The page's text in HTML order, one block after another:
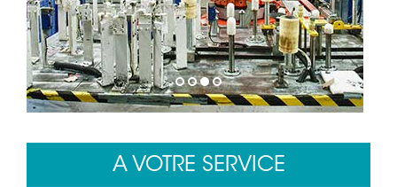
1 2 3 4
A VOTRE SERVICE